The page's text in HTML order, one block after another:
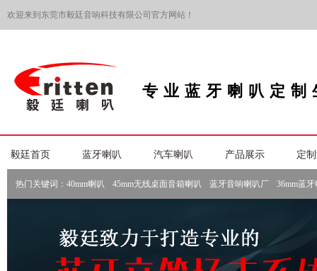
欢迎来到东莞市毅廷音响科技有限公司官方网站！
专业蓝牙喇叭定制
毅廷首页 蓝牙喇叭 汽车喇叭 产品展示 定
热门关键词： 40mm喇叭 45mm无线桌面音箱喇叭 蓝牙音响喇叭厂 36mm蓝